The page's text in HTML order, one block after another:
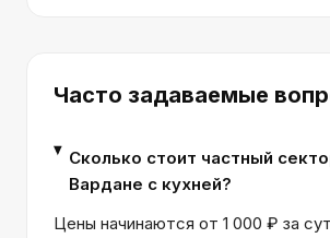
Часто задаваемые
Сколько стоит частный
Вардане с кухней?
Цены начинаются от 1 000 ₽ за